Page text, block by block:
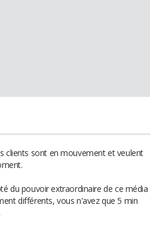
clients sont en mouvement et veulent
du pouvoir extraordinaire de ce média
différents, vous n'avez que 5 min